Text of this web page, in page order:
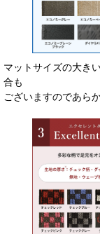
マットサイズの大き
合も
ございますのであら